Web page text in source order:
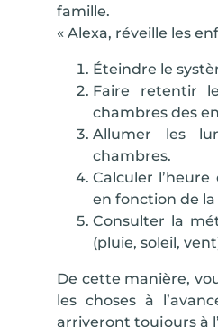
famille.
« Alexa, réveille les
Éteindre le
Faire retentir
chambres des
Allumer les
chambres.
Calculer l’heure
en fonction de la
Consulter la
(pluie, soleil,
De cette manière,
les choses à
arriveront toujours à